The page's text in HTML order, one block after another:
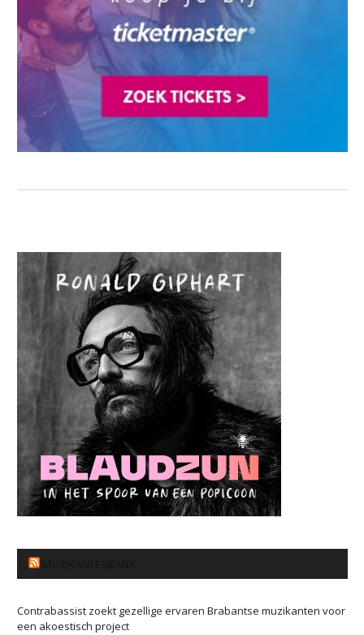
Contrabassist zoekt gezellige ervaren Brabantse muzikanten voor
een akoestisch project